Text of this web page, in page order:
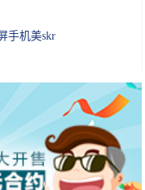
手机美skr